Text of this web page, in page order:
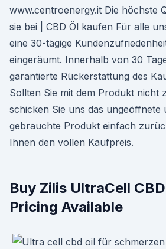
www.centroenergy.it Die höchste
sie bei | CBD Öl kaufen Für alle
eine 30-tägige
eingeräumt. Innerhalb von 30
garantierte Rückerstattung des
Sollten Sie mit dem Produkt nicht
schicken Sie uns das ungeöffnete
gebrauchte Produkt einfach
Ihnen den vollen Kaufpreis.
Buy Zilis UltraCell
Pricing Available